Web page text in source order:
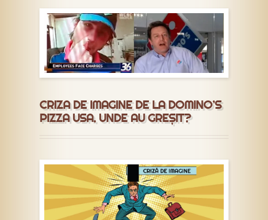
CRIZA DE IMAGINE DE LA DOMINO’S
PIZZA USA. UNDE AU GREȘIT?